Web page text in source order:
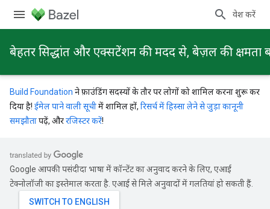
प्रवेश करें
बेहतर सिद्धांत और एक्सटेंशन की मदद से, बेज़ल की क्षमता
Build Foundation ने फ़ाउंडिंग सदस्यों के तौर पर लोगों को शामिल करना शुरू कर
दिया है! ईमेल पाने वाली सूचीमें शामिल हों, रिसर्च में हिस्सा लेने से जुड़ा कानूनी
समझौतापढ़ें, औररजिस्टर करें!
Google आपकी पसंदीदा भाषा में कॉन्टेंट का अनुवाद करने के लिए, एआई
टेक्नोलॉजी का इस्तेमाल करता है. एआई से मिले अनुवादों में गलतियां हो सकती हैं.